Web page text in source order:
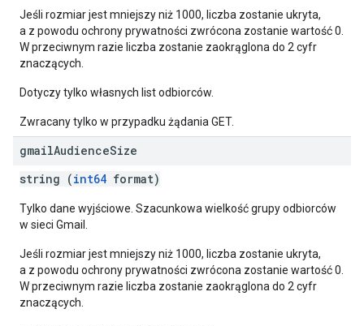
Jeśli rozmiar jest mniejszy niż 1000, liczba zostanie ukryta,
a z powodu ochrony prywatności zwrócona zostanie wartość 0.
W przeciwnym razie liczba zostanie zaokrąglona do 2 cyfr
znaczących.
Dotyczy tylko własnych list odbiorców.
Zwracany tylko w przypadku żądania GET.
gmailAudienceSize
string (int64 format)
Tylko dane wyjściowe. Szacunkowa wielkość grupy odbiorców
w sieci Gmail.
Jeśli rozmiar jest mniejszy niż 1000, liczba zostanie ukryta,
a z powodu ochrony prywatności zwrócona zostanie wartość 0.
W przeciwnym razie liczba zostanie zaokrąglona do 2 cyfr
znaczących.